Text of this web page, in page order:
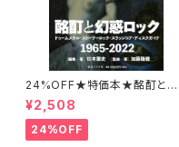
24%OFF★特価本★酩酊と幻
惑ロック ドゥームメタル・ストー
ナーロック・スラッジコア・ディス
クガイド 1965-2022 杉本憲
史 加藤隆雅
¥2,508
24%OFF